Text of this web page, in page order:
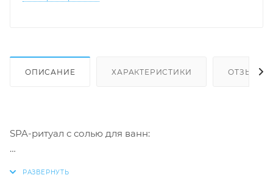
ОПИСАНИЕ ХАРАКТЕРИСТИКИ ОТЗЫВЫ
SPA-ритуал с солью для ванн: